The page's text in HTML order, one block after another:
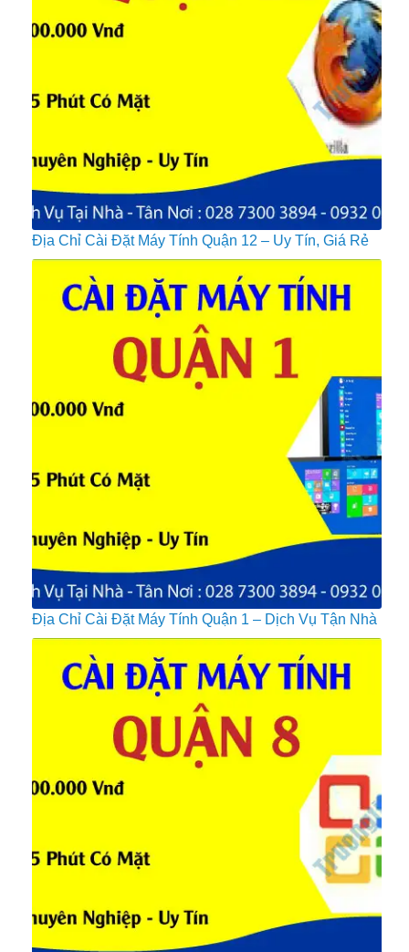
Địa Chỉ Cài Đặt Máy Tính Quận 12 – Uy Tín, Giá Rẻ
Địa Chỉ Cài Đặt Máy Tính Quận 1 – Dịch Vụ Tận Nhà